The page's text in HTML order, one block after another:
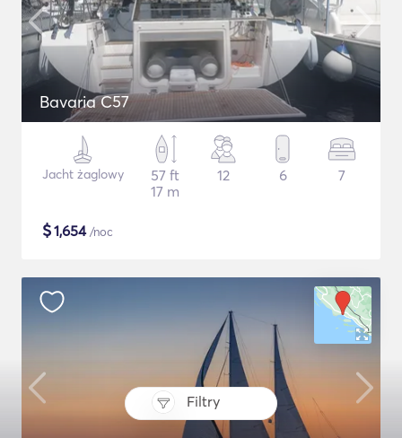
Filtry
Bavaria C57
Jacht żaglowy
57 ft
17 m
12 6 7
$1,654/noc